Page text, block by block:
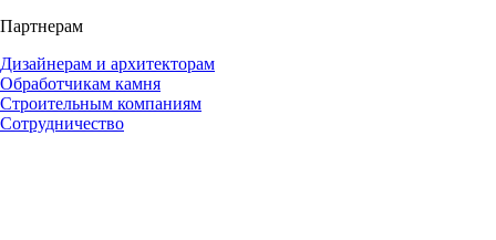
Партнерам
Дизайнерам и архитекторам
Обработчикам камня
Строительным компаниям
Сотрудничество